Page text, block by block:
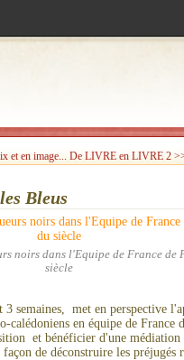
et en image... De LIVRE en LIVRE 2
Bleus
noirs dans l'Equipe de France
siècle
3 semaines, met en perspective
en équipe de France
et bénéficier d'une
de déconstruire les préjugés